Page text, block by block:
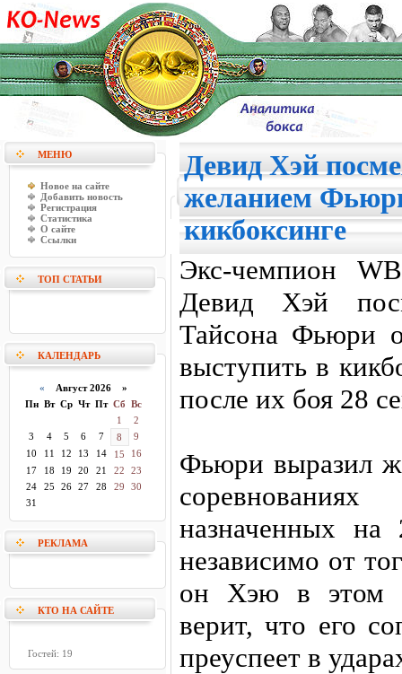
МЕНЮ
Новое на сайте
Добавить новость
Регистрация
Статистика
О сайте
Ссылки
ТОП СТАТЬИ
КАЛЕНДАРЬ
« Август 2026 »
Пн Вт Ср Чт Пт Сб Вс
1
2
3
4 5 6 7 8
9
10
11 12 13 14 15
16
17
18 19 20 21 22
23
24
25 26 27 28 29
30
31
РЕКЛАМА
КТО НА САЙТЕ
Гостей: 19
Девид Хэй
желанием
кикбоксинге
Экс-чемпион
Девид Хэй
Тайсона Фьюри
выступить в
после их боя 28
Фьюри выразил
назначенных на
независимо от
он Хэю в этом
верит, что его
преуспеет в